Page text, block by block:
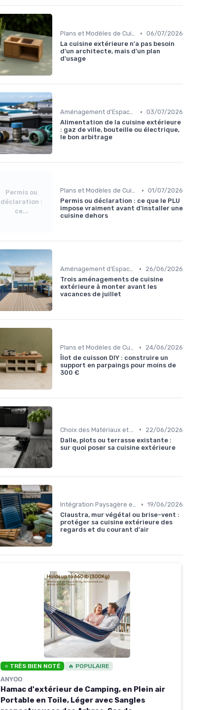
Plans et Modèles de Cuisines Extérieures • 06/07/2026
La cuisine extérieure n'a pas besoin
d'un architecte, mais d'un plan
d'usage
Aménagement d'Espaces de Cuisson • 03/07/2026
Alimentation de la cuisine extérieure
: gaz de ville, bouteille ou électrique,
le bon arbitrage
Permis ou
déclaration :
ce...
Plans et Modèles de Cuisines Extérieures • 01/07/2026
Permis ou déclaration : ce que le PLU
impose vraiment avant d'installer une
cuisine dehors
Aménagement d'Espaces de Cuisson •
26/06/2026
Trois aménagements de cuisine
extérieure à monter avant les
vacances de juillet
Plans et Modèles de Cuisines Extérieures •
24/06/2026
Îlot de cuisson DIY : construire un
support en parpaings pour moins de
300 €
•
22/06/2026
Dalle, plots ou terrasse existante :
sur quoi poser sa cuisine extérieure
Intégration Paysagère et Décoration • 19/06/2026
Claustra, mur végétal ou brise-vent :
protéger sa cuisine extérieure des
regards et du courant d'air
⭐ TRÈS BIEN NOTÉ 🔥 POPULAIRE
ANYOO
Hamac d'extérieur de Camping, en Plein air
Portable en Toile, Léger avec Sangles